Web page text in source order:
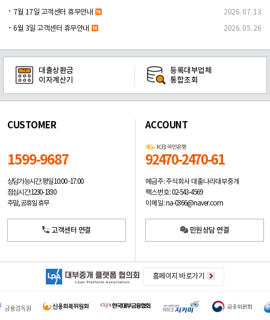
7월 17일 고객센터 휴무안내 2026. 07. 13
6월 3일 고객센터 휴무안내 2026. 05. 26
대출상환금
이자계산기
등록대부업체
통합조회
CUSTOMER
1599-9687
상담가능시간: 평일10:00 -17:00
점심시간: 12:30 - 13:30
주말, 공휴일 휴무
고객센터 연결
ACCOUNT
92470-2470-61
예금주: 주식회사 대출나라대부중개
팩스번호: 02-543-4569
이메일: na-0366@naver.com
민원상담 연결
홈페이지 바로가기